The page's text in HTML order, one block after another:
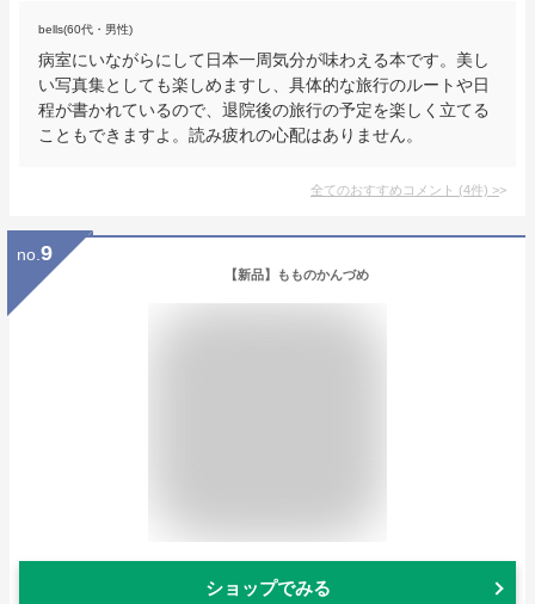
bells(60代・男性)
病室にいながらにして日本一周気分が味わえる本です。美し
い写真集としても楽しめますし、具体的な旅行のルートや日
程が書かれているので、退院後の旅行の予定を楽しく立てる
こともできますよ。読み疲れの心配はありません。
全てのおすすめコメント (4件) >
no. 9
【新品】もものかんづめ
ショップでみる